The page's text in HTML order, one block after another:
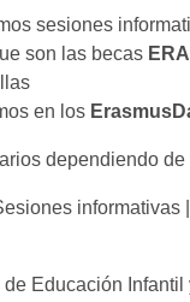
sesiones
son las becas
en los
dependiendo de
informativas |
de Educación Infantil